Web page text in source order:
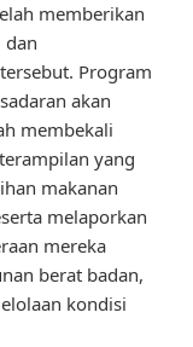
memberikan
dan
Program
akan
membekali
yang
makanan
melaporkan
mereka
berat badan,
kondisi